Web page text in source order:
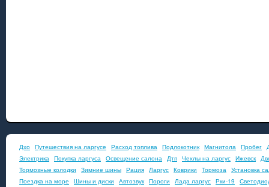
Дхо Путешествия на ларгусе Расход топлива Подлокотник Магнитола Пробег
Электрика Покупка ларгуса Освещение салона Дтп Чехлы на ларгус Ижевск
Тормозные колодки
Зимние шины Рация Ларгус Коврики Тормоза Установка
Поездка на море
Шины и диски Автозвук Пороги Лада ларгус Рки-19